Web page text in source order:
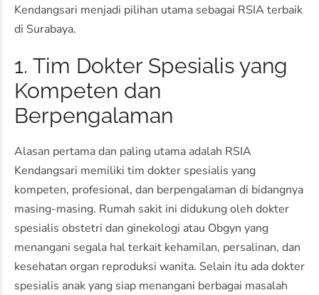
Kendangsari menjadi pilihan utama sebagai RSIA terbaik
di Surabaya.
1. Tim Dokter Spesialis yang
Kompeten dan
Berpengalaman
Alasan pertama dan paling utama adalah RSIA
Kendangsari memiliki tim dokter spesialis yang
kompeten, profesional, dan berpengalaman di bidangnya
masing-masing. Rumah sakit ini didukung oleh dokter
spesialis obstetri dan ginekologi atau Obgyn yang
menangani segala hal terkait kehamilan, persalinan, dan
kesehatan organ reproduksi wanita. Selain itu ada dokter
spesialis anak yang siap menangani berbagai masalah